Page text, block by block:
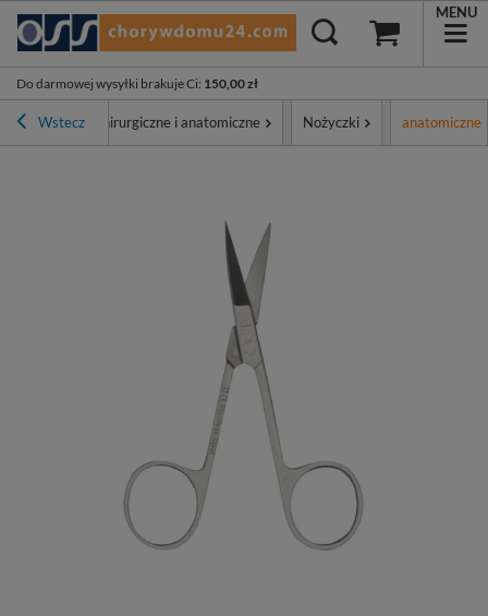
Do darmowej wysyłki brakuje Ci: 150,00 zł
MENU
Wstecz
Narzędzia chirurgiczne i anatomiczne Nożyczki anatomiczne